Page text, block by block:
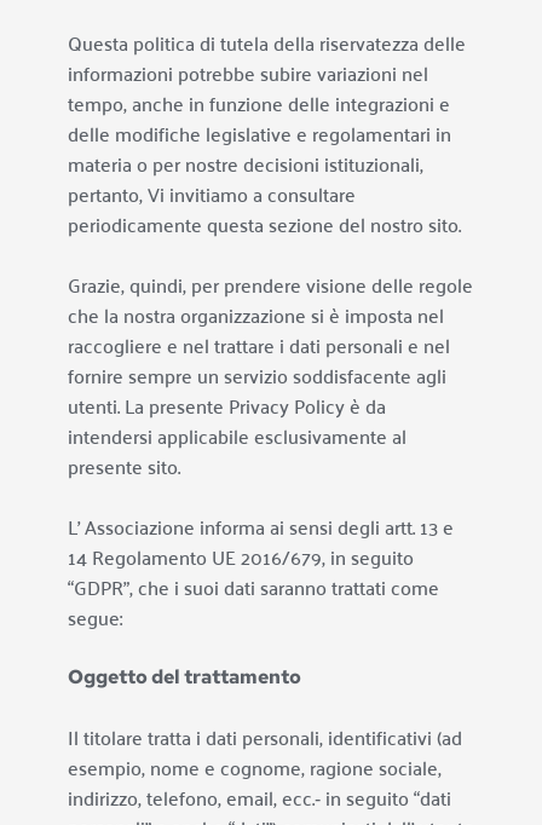
Questa politica di tutela della riservatezza delle
informazioni potrebbe subire variazioni nel
tempo, anche in funzione delle integrazioni e
delle modifiche legislative e regolamentari in
materia o per nostre decisioni istituzionali,
pertanto, Vi invitiamo a consultare
periodicamente questa sezione del nostro sito.
Grazie, quindi, per prendere visione delle regole
che la nostra organizzazione si è imposta nel
raccogliere e nel trattare i dati personali e nel
fornire sempre un servizio soddisfacente agli
utenti. La presente Privacy Policy è da
intendersi applicabile esclusivamente al
presente sito.
L’ Associazione informa ai sensi degli artt. 13 e
14 Regolamento UE 2016/679, in seguito
“GDPR”, che i suoi dati saranno trattati come
segue:
Oggetto del trattamento
Il titolare tratta i dati personali, identificativi (ad
esempio, nome e cognome, ragione sociale,
indirizzo, telefono, email, ecc.‐ in seguito “dati